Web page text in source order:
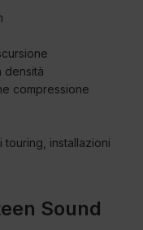
densità
compressione
touring, installazioni
Sound